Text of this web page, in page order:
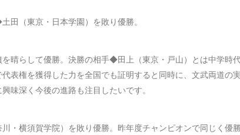
田（東京・日本学園）を敗り優勝。
晴らして優勝。決勝の相手◆田上（東京・戸山）とは中学時
表権を獲得した力を全国でも証明すると同時に、文武両道の
味深く今後の進路も注目したいです。
横須賀学院）を敗り優勝。昨年度チャンピオンで同じく優